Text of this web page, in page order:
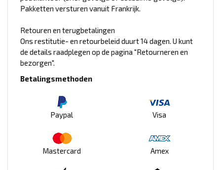
Pakketten versturen vanuit Frankrijk.
Retouren en terugbetalingen
Ons restitutie- en retourbeleid duurt 14 dagen. U kunt
de details raadplegen op de pagina "Retourneren en
bezorgen".
Betalingsmethoden
Paypal Visa
Mastercard Amex